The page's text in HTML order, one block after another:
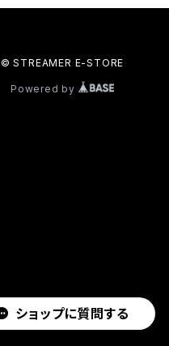
© STREAMER E-STORE
Powered by
ショップに質問する